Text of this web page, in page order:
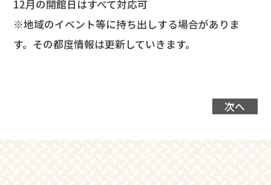
12月の開館日はすべて対応可
※地域のイベント等に持ち出しする場合がありま
す。その都度情報は更新していきます。
次へ